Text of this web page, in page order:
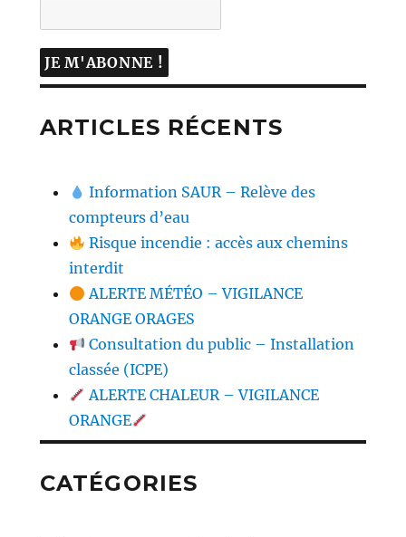
ARTICLES RÉCENTS
Information SAUR – Relève des
compteurs d’eau
Risque incendie : accès aux chemins
interdit
ALERTE MÉTÉO – VIGILANCE
ORANGE ORAGES
Consultation du public – Installation
classée (ICPE)
ALERTE CHALEUR – VIGILANCE
ORANGE
CATÉGORIES